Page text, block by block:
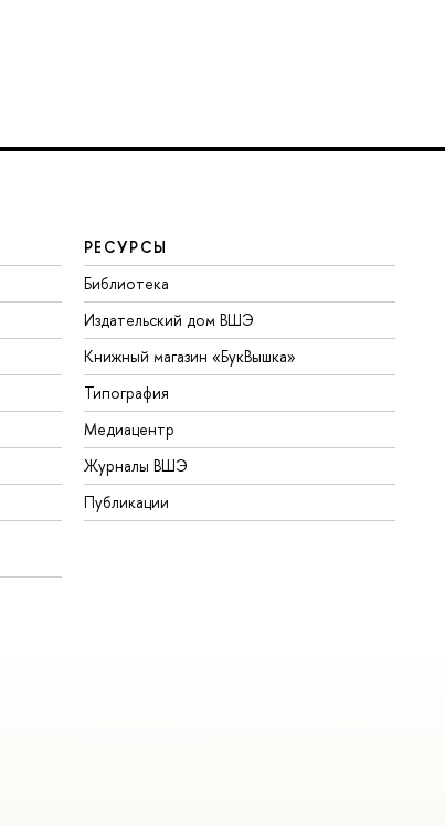
РЕСУРСЫ
Библиотека
Издательский дом ВШЭ
Книжный магазин «БукВышка»
Типография
Медиацентр
Журналы ВШЭ
Публикации